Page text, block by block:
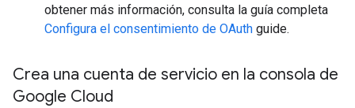
obtener más información, consulta la guía completa
Configura el consentimiento de OAuth guide.
Crea una cuenta de servicio en la consola de
Google Cloud